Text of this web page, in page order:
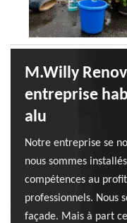
M.Willy
entreprise
alu
Notre entreprise se
nous sommes
compétences au
professionnels. Nous
façade. Mais à part